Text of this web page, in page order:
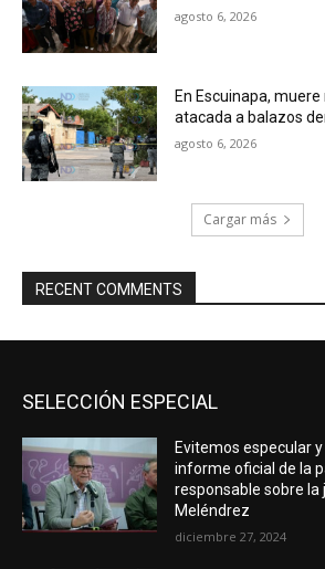
agosto 6, 2026
En Escuinapa,
atacada a balazos
agosto 6, 2026
Cargar más
RECENT COMMENTS
SELECCIÓN ESPECIAL
Evitemos especular
informe oficial de la
responsable sobre la
Meléndrez
diciembre 27, 2024